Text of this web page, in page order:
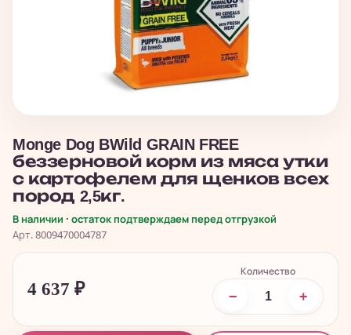
Monge Dog BWild GRAIN FREE
беззерновой корм из мяса утки
с картофелем для щенков всех
пород 2,5кг.
В наличии · остаток подтверждаем перед отгрузкой
Арт. 8009470004787
4 637 ₽
Количество
− +